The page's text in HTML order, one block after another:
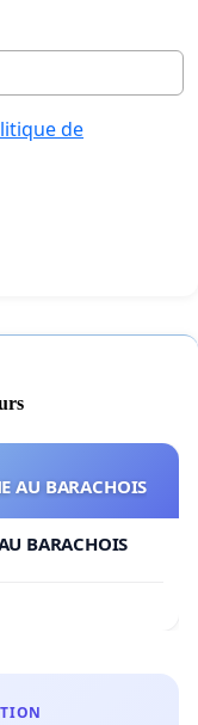
de
AU BARACHOIS
BARACHOIS